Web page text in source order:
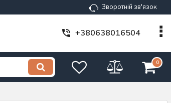
Зворотній зв'язок
+380638016504
0